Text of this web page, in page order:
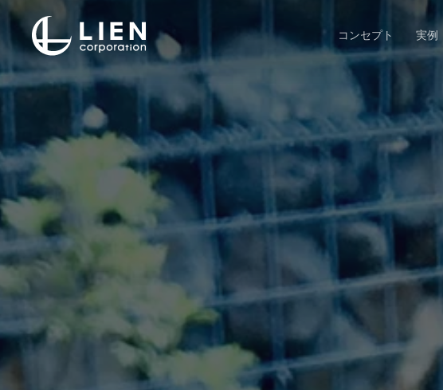
Skip
content
コンセプト 実例